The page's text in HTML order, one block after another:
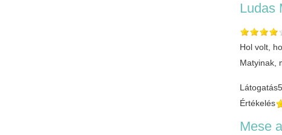
Ludas
Hol volt,
Matyinak,
Látogatás
Értékelés
Mese